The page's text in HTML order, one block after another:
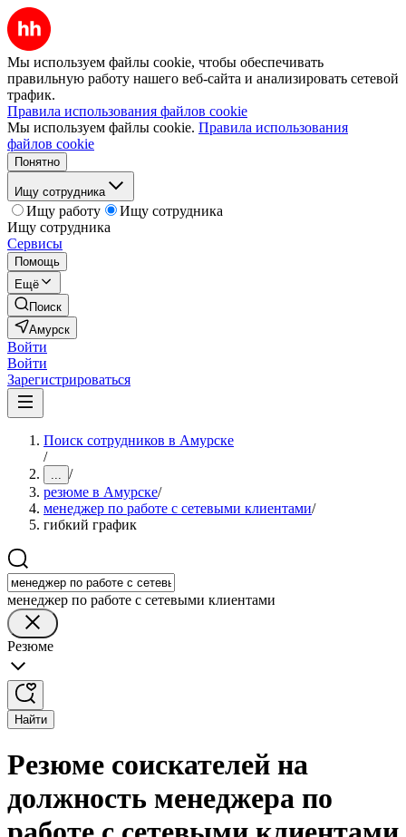
Мы используем файлы cookie, чтобы обеспечивать
правильную работу нашего веб-сайта и анализировать сетевой
трафик.
Правила использования файлов cookie
Мы используем файлы cookie. Правила использования
файлов cookie
Понятно
Ищу сотрудника
Ищу работу
Ищу сотрудника
Ищу сотрудника
Сервисы
Помощь
Ещё
Поиск
Амурск
Войти
Войти
Зарегистрироваться
Поиск сотрудников в Амурске
/
... /
резюме в Амурске/
менеджер по работе с сетевыми клиентами/
гибкий график
менеджер по работе с сетевыми клиентами
Резюме
Найти
Резюме соискателей на
должность менеджера по